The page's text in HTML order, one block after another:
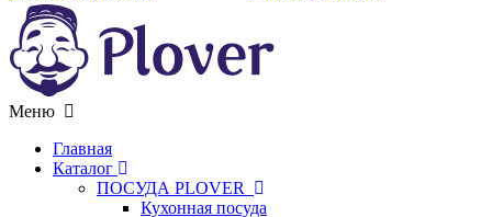
Меню
Главная
Каталог
ПОСУДА PLOVER
Кухонная посуда